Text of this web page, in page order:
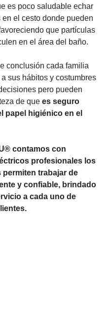
es poco saludable echar
en el cesto donde pueden
que partículas
en el área del baño.
conclusión cada familia
sus hábitos y costumbres
pero pueden
de que es seguro
papel higiénico en el
contamos con
profesionales los
permiten trabajar de
y confiable, brindado
a cada uno de